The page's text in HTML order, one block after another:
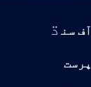
سن ڌ